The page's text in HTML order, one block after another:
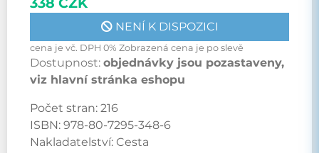
NENÍ K DISPOZICI
cena je vč. DPH 0% Zobrazená cena je po slevě
Dostupnost: objednávky jsou pozastaveny,
viz hlavní stránka eshopu
Počet stran: 216
ISBN: 978-80-7295-348-6
Nakladatelství: Cesta